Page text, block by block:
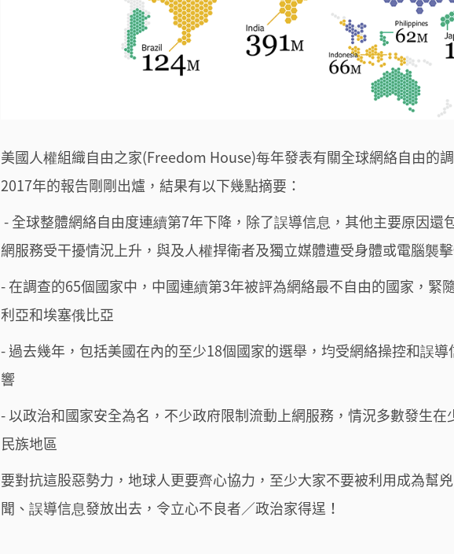
美國人權組織自由之家(Freedom House)每年發表有關全球網絡自由的調
2017年的報告剛剛出爐，結果有以下幾點摘要：
- 全球整體網絡自由度連續第7年下降，除了誤導信息，其他主要原因還
網服務受干擾情況上升，與及人權捍衛者及獨立媒體遭受身體或電腦襲
- 在調查的65個國家中，中國連續第3年被評為網絡最不自由的國家，緊
利亞和埃塞俄比亞
- 過去幾年，包括美國在內的至少18個國家的選舉，均受網絡操控和誤導
響
- 以政治和國家安全為名，不少政府限制流動上網服務，情況多數發生在
民族地區
要對抗這股惡勢力，地球人更要齊心協力，至少大家不要被利用成為幫
聞、誤導信息發放出去，令立心不良者／政治家得逞！